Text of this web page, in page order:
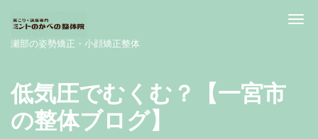
瀬部の姿勢矯正・小顔矯正整体
低気圧でむくむ？【一宮市
の整体ブログ】